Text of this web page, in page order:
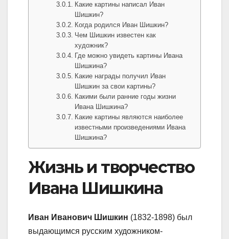
Какие картины написал Иван
Шишкин?
Когда родился Иван Шишкин?
Чем Шишкин известен как
художник?
Где можно увидеть картины Ивана
Шишкина?
Какие награды получил Иван
Шишкин за свои картины?
Какими были ранние годы жизни
Ивана Шишкина?
Какие картины являются наиболее
известными произведениями Ивана
Шишкина?
Жизнь и творчество
Ивана Шишкина
Иван Иванович Шишкин (1832-1898) был
выдающимся русским художником-